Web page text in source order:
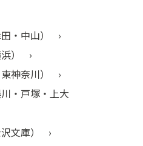
・中山）
）
神奈川）
・戸塚・上大
文庫）